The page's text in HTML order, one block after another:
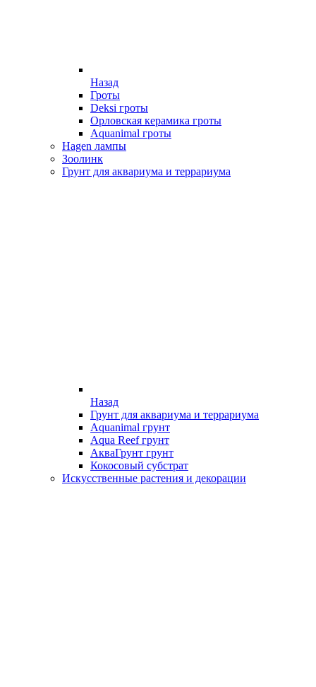
Назад
Гроты
Deksi гроты
Орловская керамика гроты
Aquanimal гроты
Hagen лампы
Зоолинк
Грунт для аквариума и террариума
Назад
Грунт для аквариума и террариума
Aquanimal грунт
Aqua Reef грунт
АкваГрунт грунт
Кокосовый субстрат
Искусственные растения и декорации